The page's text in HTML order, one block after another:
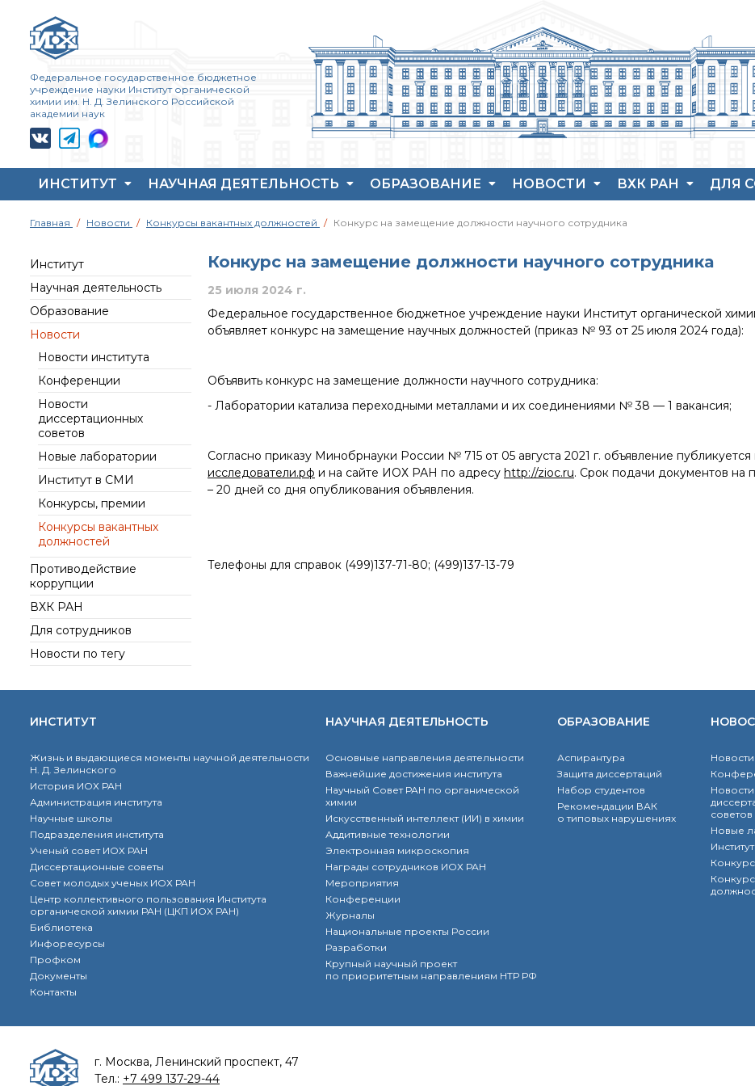
Федеральное государственное бюджетное
учреждение науки Институт органической
химии им. Н. Д. Зелинского Российской
академии наук
ИНСТИТУТ
моменты научной
История ИОХ РАН
Администрация
института
Научные школы
Подразделения
института
Ученый совет ИОХ РАН
Диссертационные
советы
ИОХ РАН
пользования Института
органической химии
РАН (ЦКП ИОХ РАН)
Библиотека
Инфоресурсы
Профком
Документы
Контакты
НАУЧНАЯ ДЕЯТЕЛЬНОСТЬ
направления
Важнейшие
достижения института
Научный Совет РАН
по органической
Искусственный
интеллект (ИИ) в химии
Аддитивные
технологии
микроскопия
Награды сотрудников
Конференции
Национальные
проект
ОБРАЗОВАНИЕ
Набор студентов
НОВОСТИ
Новости
диссертационных
Новые лаборатории
Институт в СМИ
Конкурсы вакантных
должностей
ВХК РАН
Достижения
ДЛЯ
ЯМР-
Главная Новости Конкурсы вакантных должностей Конкурс на замещение должности научного сотрудника
Институт
Научная деятельность
Образование
Новости
Новости института
Конференции
Новости
диссертационных
советов
Новые лаборатории
Институт в СМИ
Конкурсы, премии
Конкурсы вакантных
должностей
Противодействие
коррупции
ВХК РАН
Для сотрудников
Новости по тегу
Конкурс на замещение должности научного сотрудника
25 июля 2024 г.
Федеральное государственное бюджетное учреждение науки Институт органической
объявляет конкурс на замещение научных должностей (приказ № 93 от 25 июля 2024 года):
Объявить конкурс на замещение должности научного сотрудника:
- Лаборатории катализа переходными металлами и их соединениями № 38 — 1 вакансия;
Согласно приказу Минобрнауки России № 715 от 05 августа 2021 г. объявление
исследователи.рф и на сайте ИОХ РАН по адресу http://zioc.ru. Срок подачи документов на
– 20 дней со дня опубликования объявления.
Телефоны для справок (499)137-71-80; (499)137-13-79
ИНСТИТУТ
Жизнь и выдающиеся моменты научной деятельности
Н. Д. Зелинского
История ИОХ РАН
Администрация института
Научные школы
Подразделения института
Ученый совет ИОХ РАН
Диссертационные советы
Совет молодых ученых ИОХ РАН
Центр коллективного пользования Института
органической химии РАН (ЦКП ИОХ РАН)
Библиотека
Инфоресурсы
Профком
Документы
Контакты
НАУЧНАЯ ДЕЯТЕЛЬНОСТЬ
Основные направления деятельности
Важнейшие достижения института
Научный Совет РАН по органической
химии
Искусственный интеллект (ИИ) в химии
Аддитивные технологии
Электронная микроскопия
Награды сотрудников ИОХ РАН
Мероприятия
Конференции
Журналы
Национальные проекты России
Разработки
Крупный научный проект
по приоритетным направлениям НТР РФ
ОБРАЗОВАНИЕ
Аспирантура
Защита диссертаций
Набор студентов
Рекомендации ВАК
о типовых нарушениях
Новости
Новости
советов
Новые
г. Москва, Ленинский проспект, 47
Тел.: +7 499 137-29-44